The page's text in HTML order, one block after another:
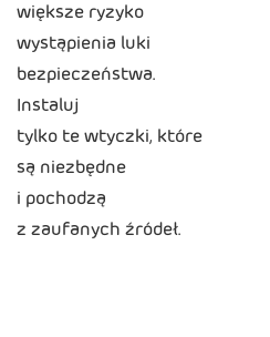
większe ryzyko
wystąpienia luki
bezpieczeństwa.
Instaluj
tylko te wtyczki, które
są niezbędne
i pochodzą
z zaufanych źródeł.